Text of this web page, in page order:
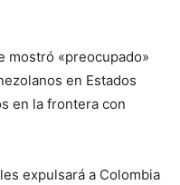
mostró «preocupado»
en Estados
en la frontera con
expulsará a Colombia